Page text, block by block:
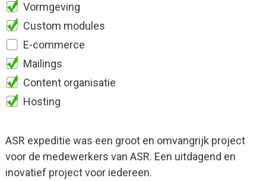
Vormgeving
Custom modules
E-commerce
Mailings
Content organisatie
Hosting
ASR expeditie was een groot en omvangrijk project
voor de medewerkers van ASR. Een uitdagend en
inovatief project voor iedereen.